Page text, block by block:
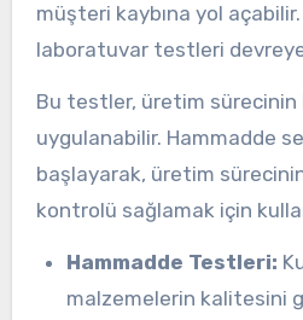
müşteri kaybına yol
laboratuvar testleri
Bu testler, üretim sürecinin
uygulanabilir. Hammadde
başlayarak, üretim
kontrolü sağlamak için
Hammadde Testleri:
malzemelerin kalitesini